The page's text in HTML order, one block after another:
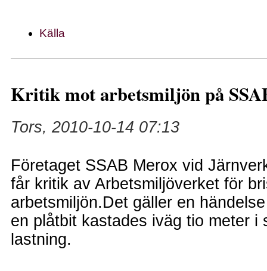
Källa
Kritik mot arbetsmiljön på
Tors, 2010-10-14 07:13
Företaget SSAB Merox vid
får kritik av Arbetsmiljöverket för
arbetsmiljön.Det gäller en
en plåtbit kastades iväg tio meter i
lastning.